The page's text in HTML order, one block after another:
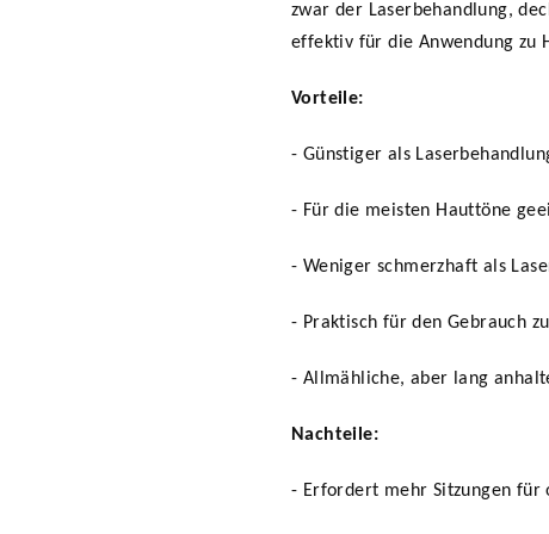
zwar der Laserbehandlung,
effektiv für die Anwendung zu
Vorteile:
- Günstiger als
- Für die meisten Hauttöne
- Weniger schmerzhaft als
- Praktisch für den Gebrauch
- Allmähliche, aber lang
Nachteile:
- Erfordert mehr Sitzungen für